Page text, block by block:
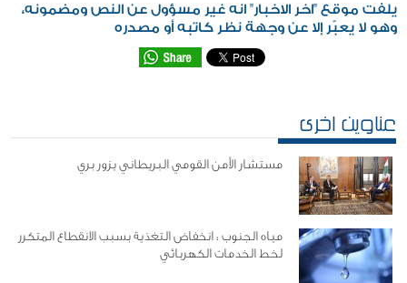
يلفت موقع "اخر الاخبار" انه غير مسؤول عن النص ومضمونه،
وهو لا يعبّر إلا عن وجهة نظر كاتبه أو مصدره
عناوين اخرى
مستشار الأمن القومي البريطاني يزور بري
مياه الجنوب : انخفاض التغذية بسبب الانقطاع المتكرر
لخط الخدمات الكهربائي